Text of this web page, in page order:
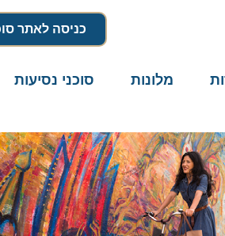
כניסה לאתר
מלונות סוכני נסיעות